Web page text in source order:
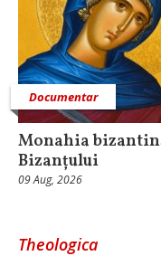
Documentar
Monahia
Bizanțului
09 Aug, 2026
Theologica